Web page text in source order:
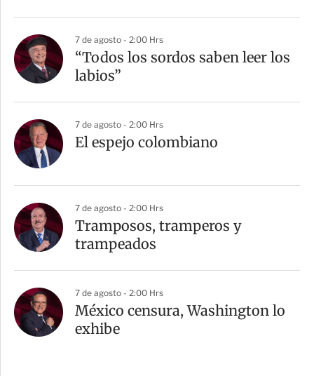
7 de agosto - 2:00 Hrs
“Todos los sordos saben leer los
labios”
7 de agosto - 2:00 Hrs
El espejo colombiano
7 de agosto - 2:00 Hrs
Tramposos, tramperos y
trampeados
7 de agosto - 2:00 Hrs
México censura, Washington lo
exhibe